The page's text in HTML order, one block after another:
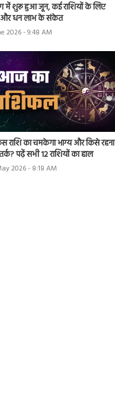
में शुरू हुआ जून, कई राशियों के लिए
और धन लाभ के संकेत
2026 - 9:48 AM
राशि का चमकेगा भाग्य और किसे रहना
पढ़ें सभी 12 राशियों का हाल
2026 - 8:18 AM